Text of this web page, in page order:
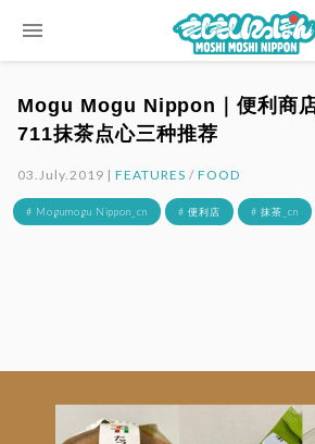
menu
Mogu Mogu Nippon｜便利商
711抹茶点心三种推荐
03.July.2019 |FEATURES / FOOD
# Mogumogu Nippon_cn # 便利店 # 抹茶_cn